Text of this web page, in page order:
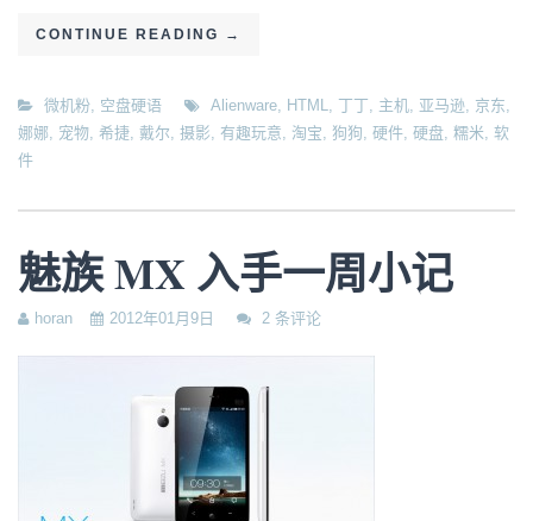
CONTINUE READING →
微机粉, 空盘硬语 Alienware, HTML, 丁丁, 主机, 亚马逊, 京东,
娜娜, 宠物, 希捷, 戴尔, 摄影, 有趣玩意, 淘宝, 狗狗, 硬件, 硬盘, 糯米, 软
件
魅族 MX 入手一周小记
horan 2012年01月9日 2 条评论